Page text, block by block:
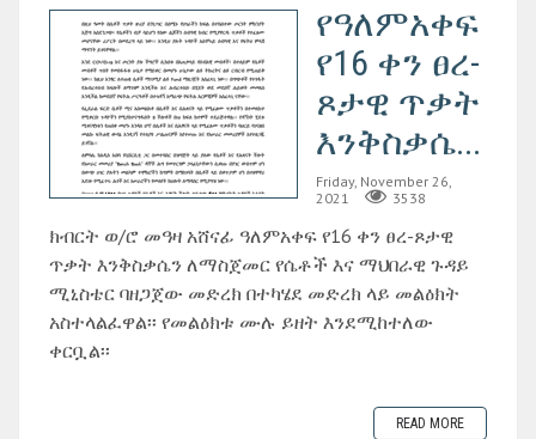
የዓለምአቀፍ
የ16 ቀን ፀረ-
ጾታዊ ጥቃት
እንቅስቃሴ...
Friday, November 26,
2021
3538
ክብርት ወ/ሮ መዓዛ አሸናፊ ዓለምአቀፍ የ16 ቀን ፀረ-ጾታዊ
ጥቃት እንቅስቃሴን ለማስጀመር የሴቶች እና ማህበራዊ ጉዳይ
ሚኒስቴር ባዘጋጀው መድረክ በተካሄደ መድረክ ላይ መልዕክት
አስተላልፈዋል፡፡ የመልዕክቱ ሙሉ ይዘት እንደሚከተለው
ቀርቧል፡፡
READ MORE